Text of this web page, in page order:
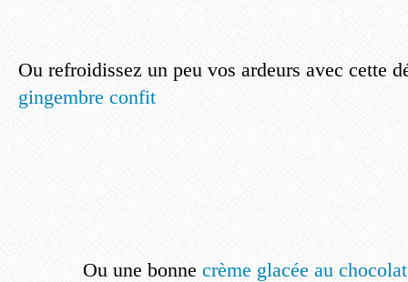
Ou refroidissez un peu vos ardeurs avec cette
gingembre confit
Ou une bonne crème glacée au